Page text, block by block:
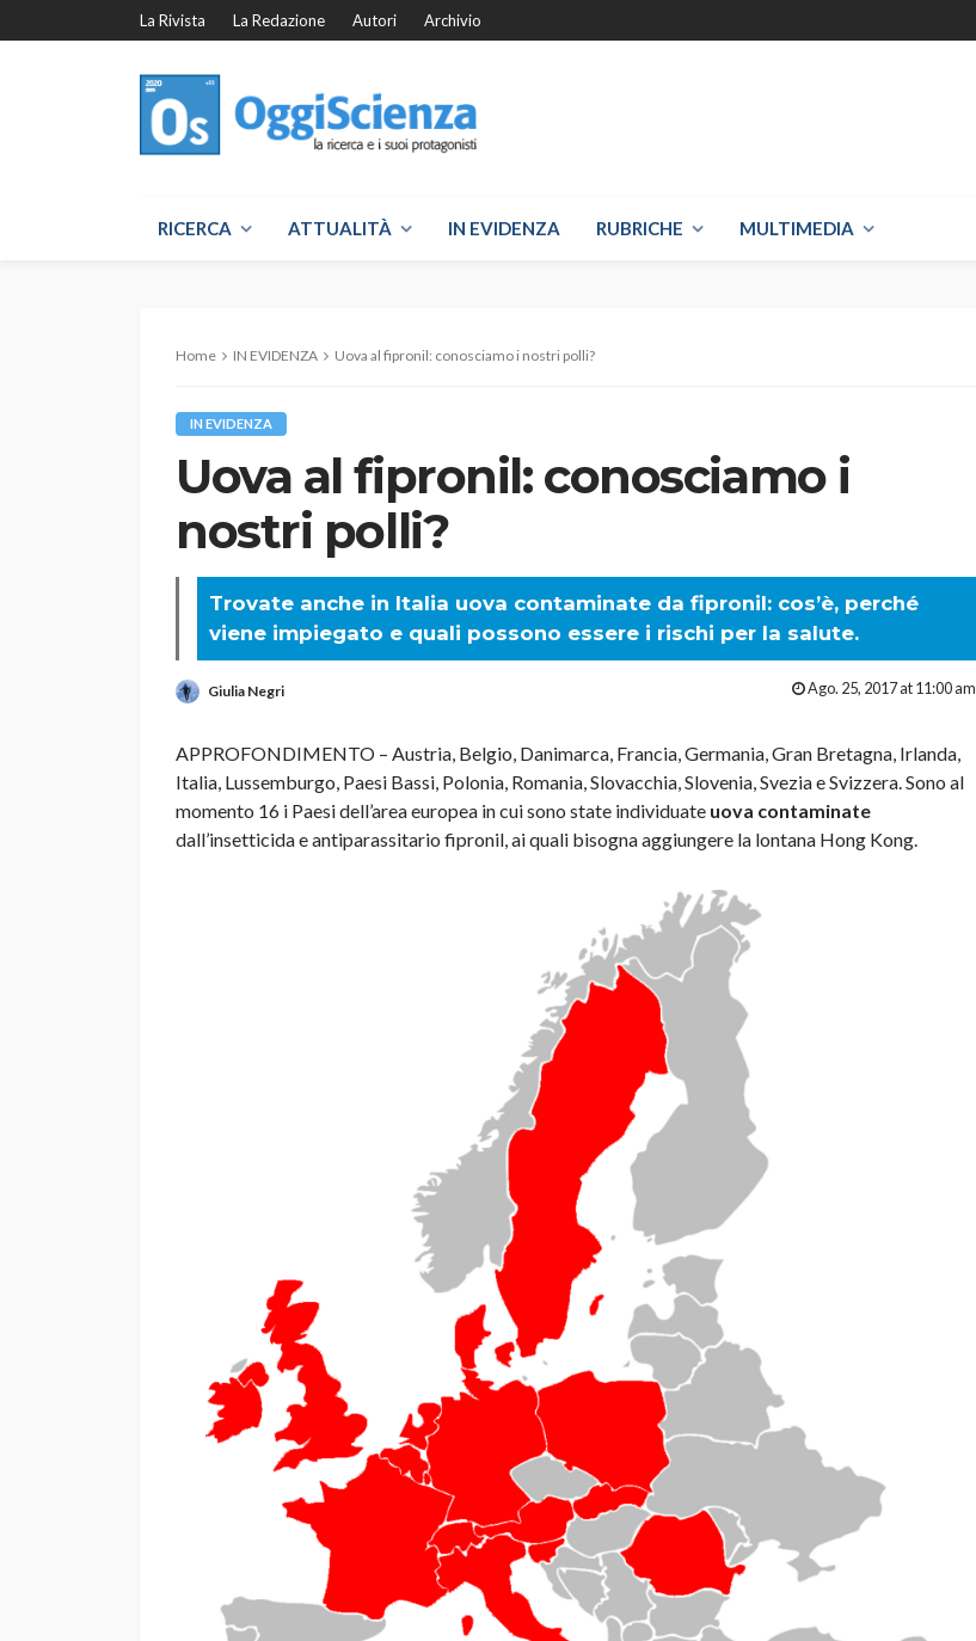
La Rivista La Redazione Autori Archivio
RICERCA ATTUALITÀ IN EVIDENZA RUBRICHE MULTIMEDIA
Home IN EVIDENZA Uova al fipronil: conosciamo i nostri polli?
IN EVIDENZA
Uova al fipronil: conosciamo i
nostri polli?
Trovate anche in Italia uova contaminate da fipronil: cos’è, perché
viene impiegato e quali possono essere i rischi per la salute.
Giulia Negri Ago. 25, 2017 at 11:00 am
APPROFONDIMENTO – Austria, Belgio, Danimarca, Francia, Germania, Gran Bretagna, Irlanda,
Italia, Lussemburgo, Paesi Bassi, Polonia, Romania, Slovacchia, Slovenia, Svezia e Svizzera. Sono al
momento 16 i Paesi dell’area europea in cui sono state individuate uova contaminate
dall’insetticida e antiparassitario fipronil, ai quali bisogna aggiungere la lontana Hong Kong.